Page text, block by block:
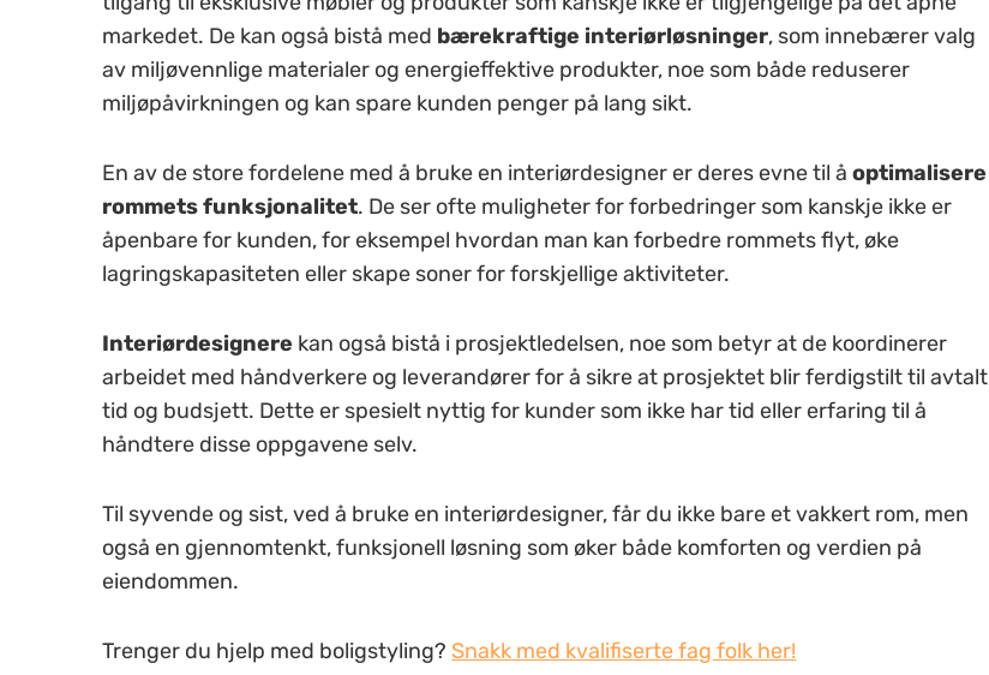
markedet. De kan også bistå med bærekraftige interiørløsninger, som innebærer valg
av miljøvennlige materialer og energieffektive produkter, noe som både reduserer
miljøpåvirkningen og kan spare kunden penger på lang sikt.
En av de store fordelene med å bruke en interiørdesigner er deres evne til åoptimalisere
rommets funksjonalitet. De ser ofte muligheter for forbedringer som kanskje ikke er
åpenbare for kunden, for eksempel hvordan man kan forbedre rommets flyt, øke
lagringskapasiteten eller skape soner for forskjellige aktiviteter.
Interiørdesignere kan også bistå i prosjektledelsen, noe som betyr at de koordinerer
arbeidet med håndverkere og leverandører for å sikre at prosjektet blir ferdigstilt til avtalt
tid og budsjett. Dette er spesielt nyttig for kunder som ikke har tid eller erfaring til å
håndtere disse oppgavene selv.
Til syvende og sist, ved å bruke en interiørdesigner, får du ikke bare et vakkert rom, men
også en gjennomtenkt, funksjonell løsning som øker både komforten og verdien på
eiendommen.
Trenger du hjelp med boligstyling? Snakk med kvalifiserte fag folk her!